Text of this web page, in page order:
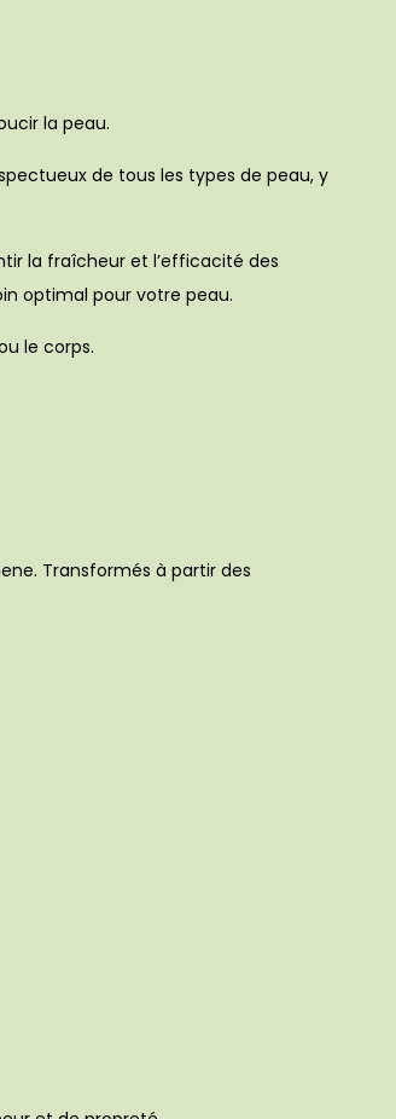
la peau.
de tous les types de peau, y
la fraîcheur et l’efficacité des
optimal pour votre peau.
le corps.
Transformés à partir des